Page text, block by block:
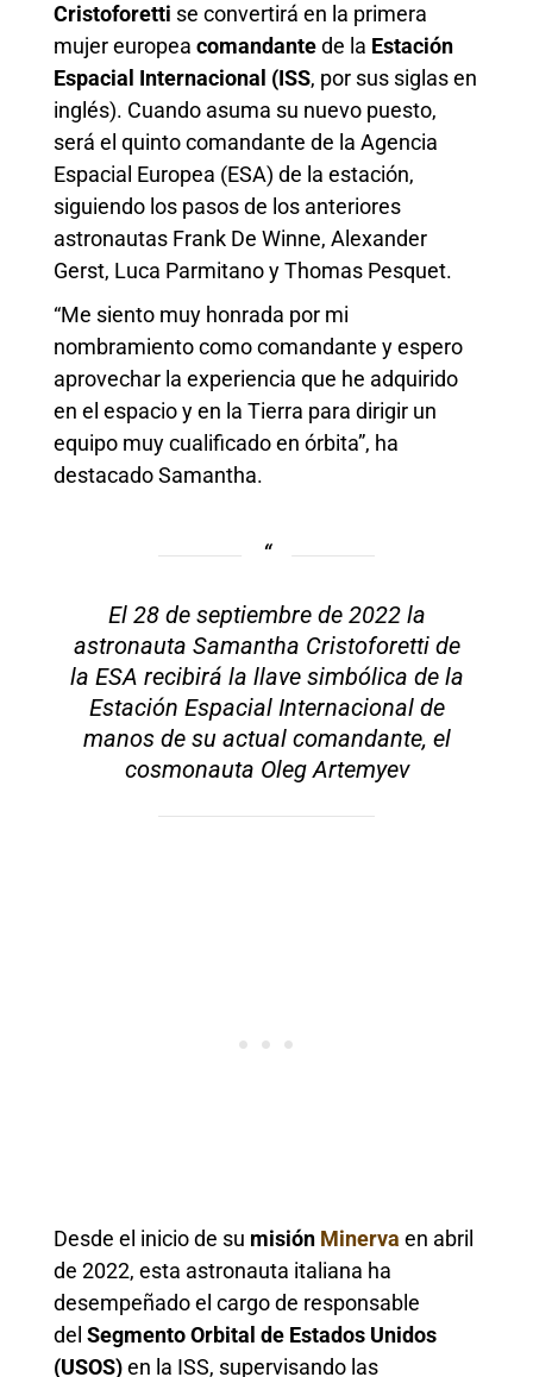
Cristoforetti se convertirá en la primera
mujer europea comandantede la Estación
Espacial Internacional (ISS, por sus siglas en
inglés). Cuando asuma su nuevo puesto,
será el quinto comandante de la Agencia
Espacial Europea (ESA) de la estación,
siguiendo los pasos de los anteriores
astronautas Frank De Winne, Alexander
Gerst, Luca Parmitano y Thomas Pesquet.
“Me siento muy honrada por mi
nombramiento como comandante y espero
aprovechar la experiencia que he adquirido
en el espacio y en la Tierra para dirigir un
equipo muy cualificado en órbita”, ha
destacado Samantha.
El 28 de septiembre de 2022 la
astronauta Samantha Cristoforetti de
la ESA recibirá la llave simbólica de la
Estación Espacial Internacional de
manos de su actual comandante, el
cosmonauta Oleg Artemyev
Desde el inicio de su misión Minerva en abril
de 2022, esta astronauta italiana ha
desempeñado el cargo de responsable
del Segmento Orbital de Estados Unidos
(USOS)en la ISS, supervisando las